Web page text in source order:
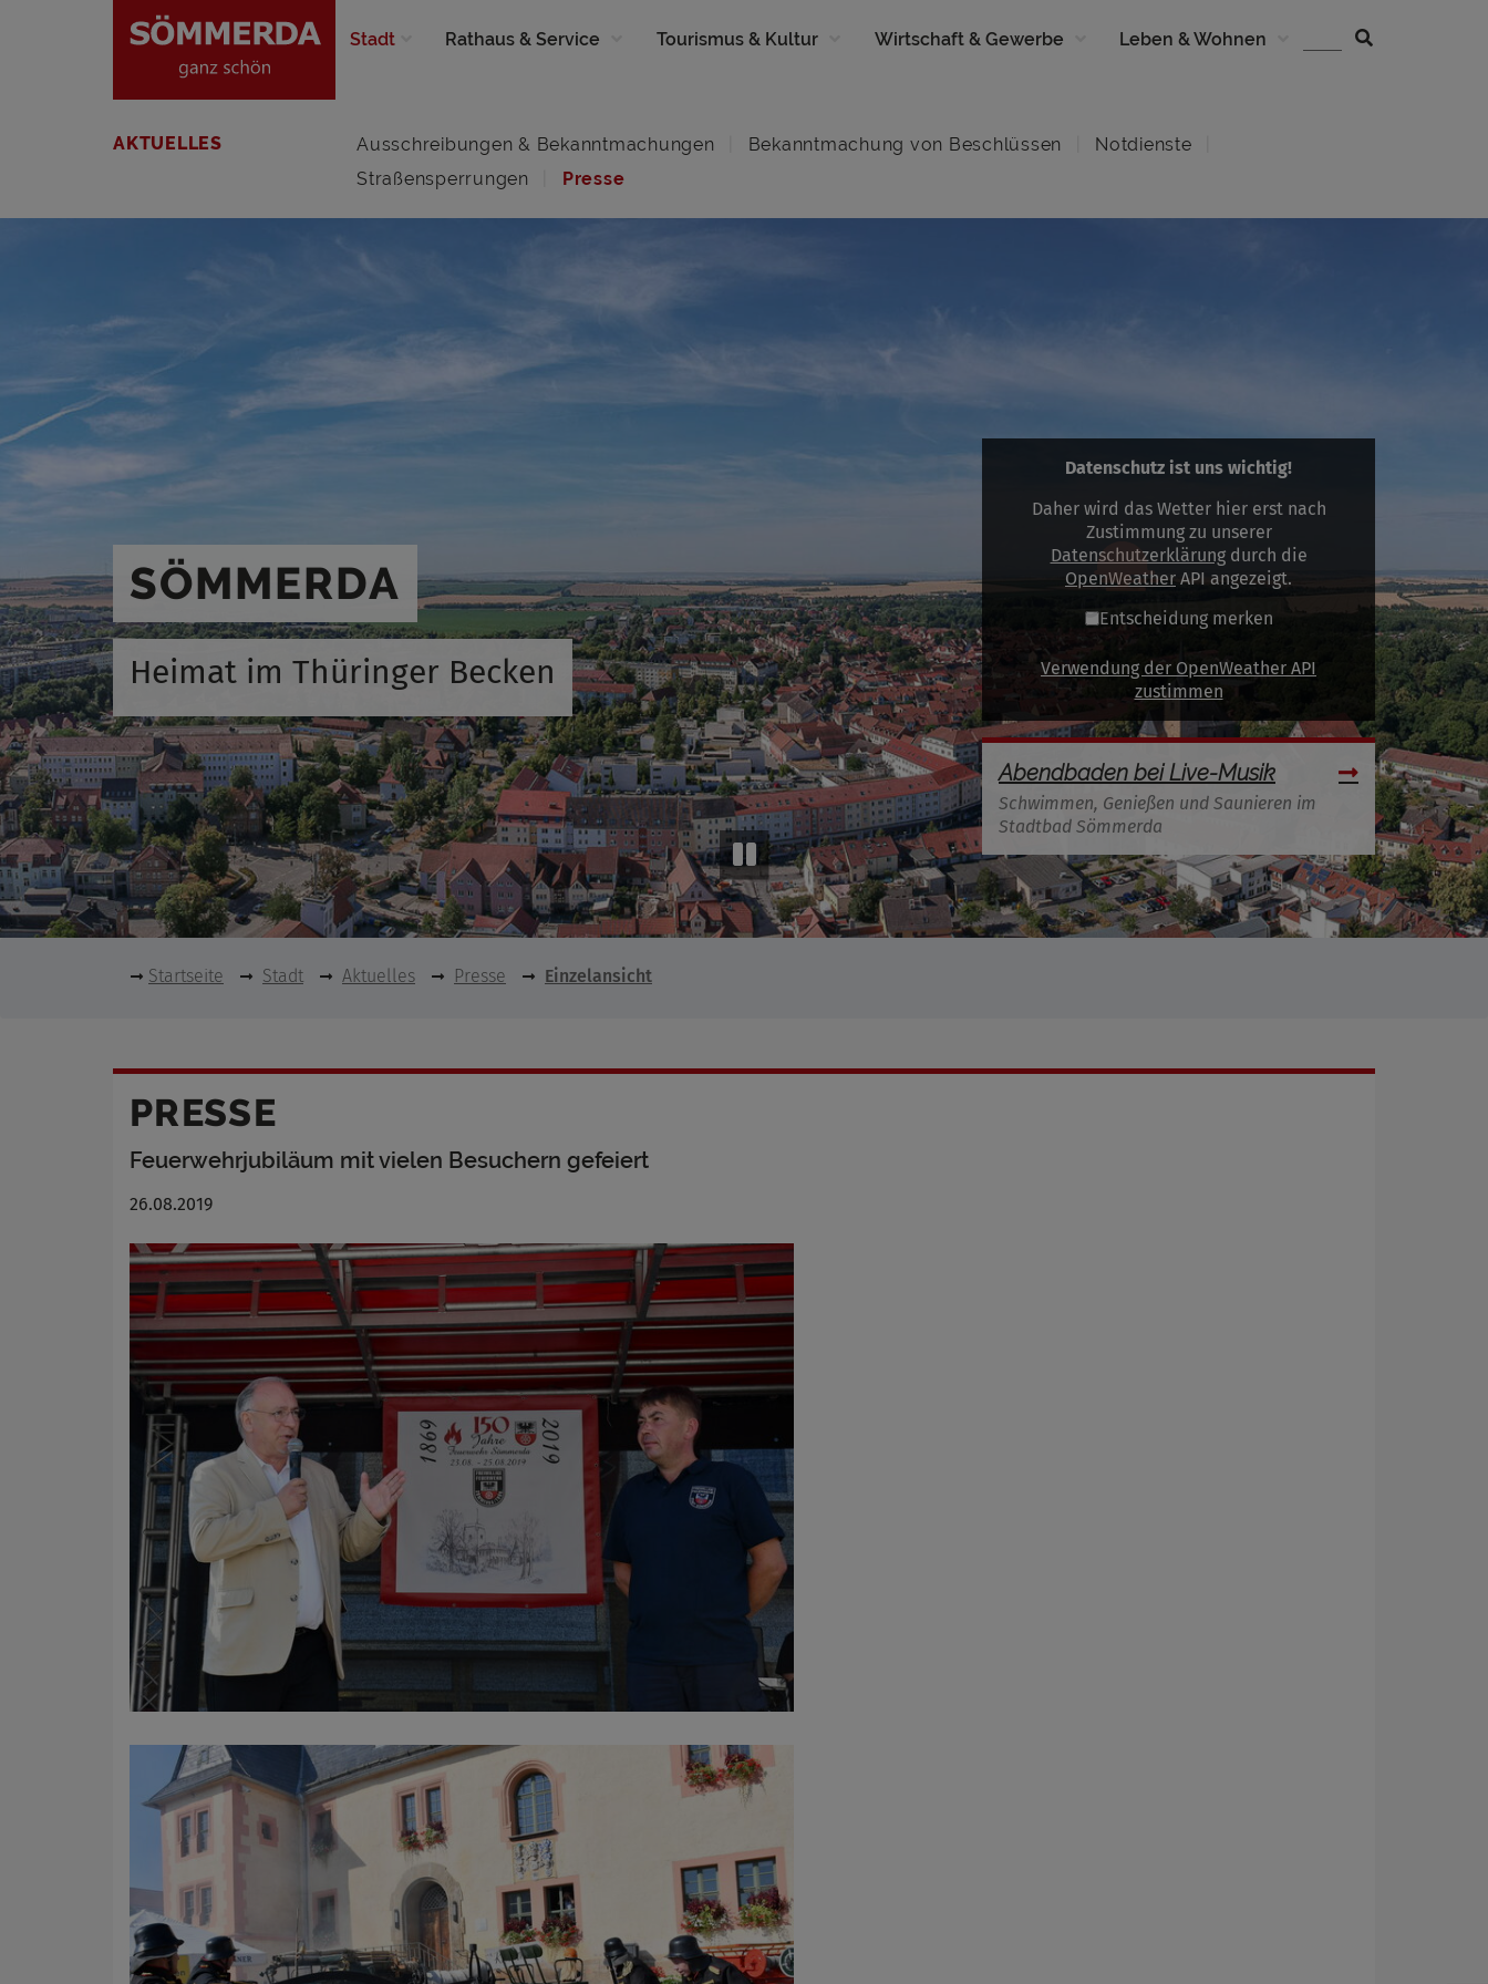
Stadt Rathaus & Service Tourismus & Kultur Wirtschaft & Gewerbe Leben & Wohnen
AKTUELLES Ausschreibungen & Bekanntmachungen Bekanntmachung von Beschlüssen
Notdienste
Straßensperrungen
Presse
SÖMMERDA
Heimat im Thüringer Becken
Datenschutz ist uns wichtig!
Daher wird das Wetter hier erst nach
Zustimmung zu unserer
Datenschutzerklärungdurch die
OpenWeather API angezeigt.
Entscheidung merken
Verwendung der OpenWeather API
zustimmen
Abendbaden bei Live-Musik
Schwimmen, Genießen und Saunieren im
Stadtbad Sömmerda
Startseite Stadt Aktuelles Presse Einzelansicht
PRESSE
Feuerwehrjubiläum mit vielen Besuchern gefeiert
26.08.2019